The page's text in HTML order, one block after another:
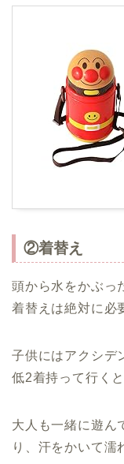
②着替え
頭から水をかぶっ
着替えは絶対に必
子供にはアクシデ
低2着持って行く
大人も一緒に遊ん
り、汗をかいて濡